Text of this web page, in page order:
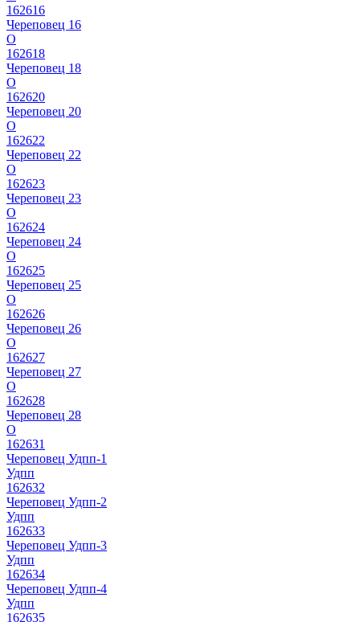
162616
Череповец 16
О
162618
Череповец 18
О
162620
Череповец 20
О
162622
Череповец 22
О
162623
Череповец 23
О
162624
Череповец 24
О
162625
Череповец 25
О
162626
Череповец 26
О
162627
Череповец 27
О
162628
Череповец 28
О
162631
Череповец Удпп-1
Удпп
162632
Череповец Удпп-2
Удпп
162633
Череповец Удпп-3
Удпп
162634
Череповец Удпп-4
Удпп
162635